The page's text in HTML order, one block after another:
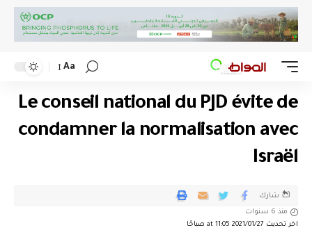
Aa
Le conseil national du PJD évite de
condamner la normalisation avec
Israël
اخر تحديث 2021/01/27 at 11:05 صباحًا
منذ 6 سنوات
شارك